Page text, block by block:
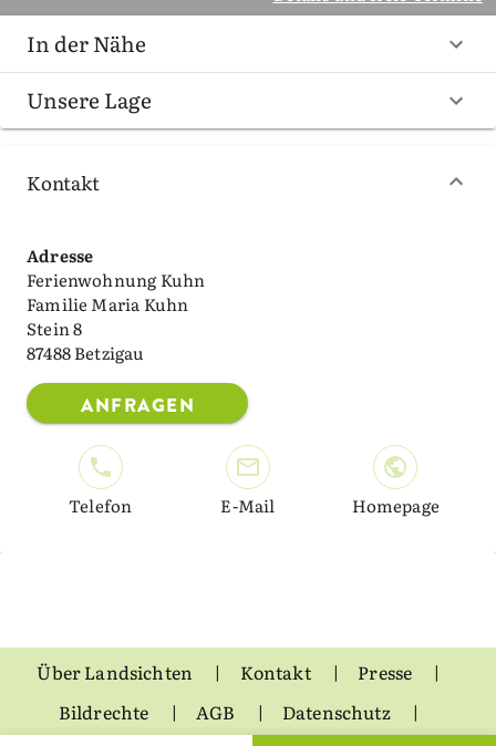
In der Nähe
Unsere Lage
Kontakt
Adresse
Ferienwohnung Kuhn
Familie Maria Kuhn
Stein 8
87488 Betzigau
ANFRAGEN
Telefon E-Mail Homepage
Über Landsichten Kontakt
Presse
Bildrechte
AGB
Datenschutz